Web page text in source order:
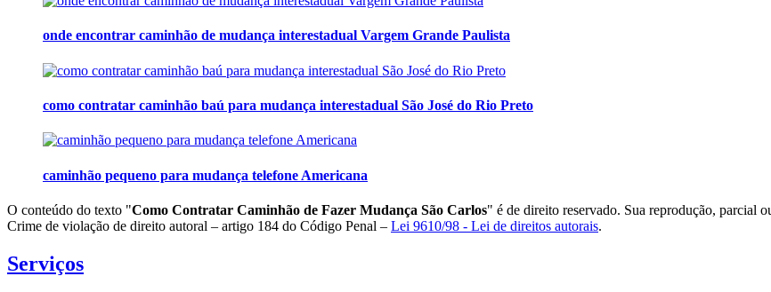
onde encontrar caminhão de mudança interestadual Vargem Grande Paulista
como contratar caminhão baú para mudança interestadual São José do Rio Preto
caminhão pequeno para mudança telefone Americana
O conteúdo do texto "Como Contratar Caminhão de Fazer Mudança São Carlos" é de direito reservado. Sua reprodução, parcial
Crime de violação de direito autoral – artigo 184 do Código Penal – Lei 9610/98 - Lei de direitos autorais.
Serviços